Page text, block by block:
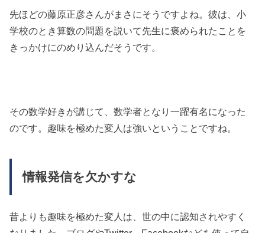
先ほどの藤原正彦さんがまさにそうですよね。彼は、小
学校のとき算数の問題を説いて先生に褒められたことを
きっかけにのめり込んだそうです。
その数学好きが講じて、数学者となり一躍有名になった
のです。趣味を極めた変人は強いということですね。
情報発信を欠かすな
昔よりも趣味を極めた変人は、世の中に認知されやすく